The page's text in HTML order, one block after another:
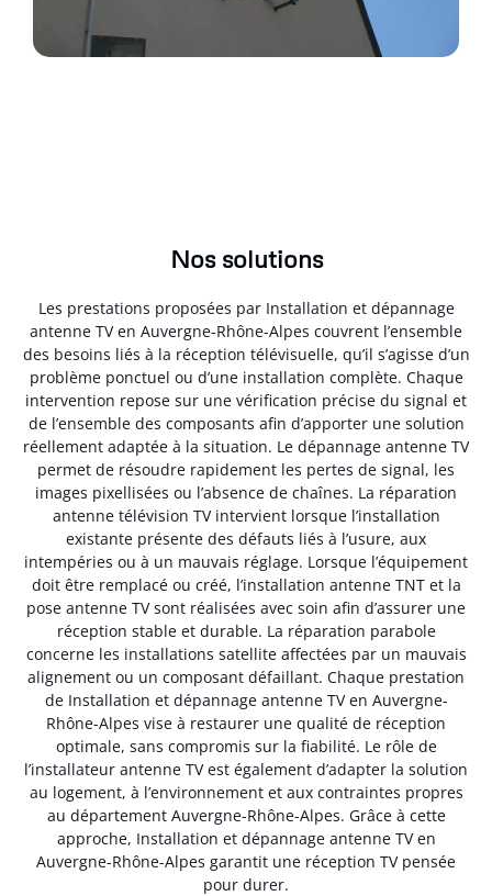
Nos solutions
Les prestations proposées par Installation et dépannage
antenne TV en Auvergne-Rhône-Alpes couvrent l’ensemble
des besoins liés à la réception télévisuelle, qu’il s’agisse d’un
problème ponctuel ou d’une installation complète. Chaque
intervention repose sur une vérification précise du signal et
de l’ensemble des composants afin d’apporter une solution
réellement adaptée à la situation. Le dépannage antenne TV
permet de résoudre rapidement les pertes de signal, les
images pixellisées ou l’absence de chaînes. La réparation
antenne télévision TV intervient lorsque l’installation
existante présente des défauts liés à l’usure, aux
intempéries ou à un mauvais réglage. Lorsque l’équipement
doit être remplacé ou créé, l’installation antenne TNT et la
pose antenne TV sont réalisées avec soin afin d’assurer une
réception stable et durable. La réparation parabole
concerne les installations satellite affectées par un mauvais
alignement ou un composant défaillant. Chaque prestation
de Installation et dépannage antenne TV en Auvergne-
Rhône-Alpes vise à restaurer une qualité de réception
optimale, sans compromis sur la fiabilité. Le rôle de
l’installateur antenne TV est également d’adapter la solution
au logement, à l’environnement et aux contraintes propres
au département Auvergne-Rhône-Alpes. Grâce à cette
approche, Installation et dépannage antenne TV en
Auvergne-Rhône-Alpes garantit une réception TV pensée
pour durer.